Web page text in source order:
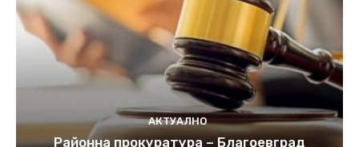
АКТУАЛНО
Районна прокуратура – Благоевград